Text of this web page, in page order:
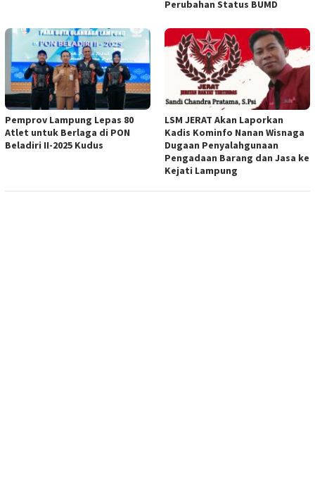
Perubahan Status BUMD
Pemprov Lampung Lepas 80
Atlet untuk Berlaga di PON
Beladiri II-2025 Kudus
LSM JERAT Akan Laporkan
Kadis Kominfo Nanan Wisnaga
Dugaan Penyalahgunaan
Pengadaan Barang dan Jasa ke
Kejati Lampung